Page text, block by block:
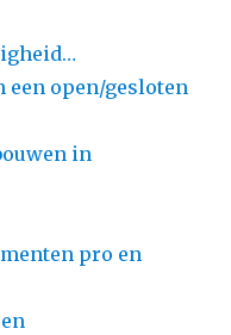
een open/gesloten
in
pro en